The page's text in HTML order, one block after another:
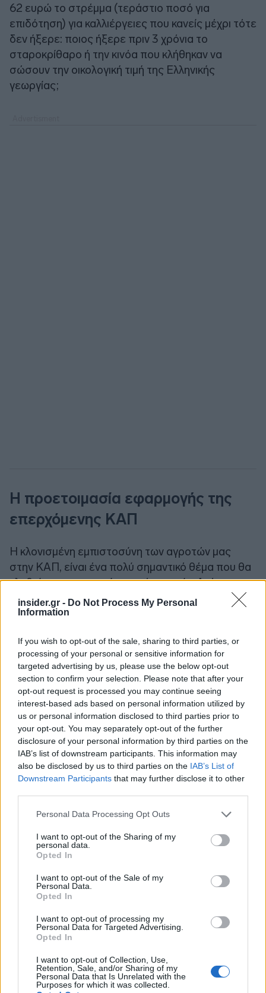
insider.gr - Do Not Process My Personal
Information
If you wish to opt-out of the sale, sharing to third parties, or
processing of your personal or sensitive information for
targeted advertising by us, please use the below opt-out
section to confirm your selection. Please note that after your
opt-out request is processed you may continue seeing
interest-based ads based on personal information utilized by
us or personal information disclosed to third parties prior to
your opt-out. You may separately opt-out of the further
disclosure of your personal information by third parties on the
IAB’s list of downstream participants. This information may
also be disclosed by us to third parties on the IAB’s List of
Downstream Participants that may further disclose it to other
Please note that this website/app uses one or more Google
not limited to your visit or usage behaviour. You may click to
grant or deny consent to Google and its third-party tags to
use your data for below specified purposes in below Google
consent section.
Personal Data Processing Opt Outs
I want to opt-out of the Sharing of my
personal data.
Opted In
I want to opt-out of the Sale of my
Personal Data.
Opted In
I want to opt-out of processing my
Personal Data for Targeted Advertising.
Opted In
I want to opt-out of Collection, Use,
Retention, Sale, and/or Sharing of my
Personal Data that Is Unrelated with the
Purposes for which it was collected.
62 ευρώ το στρέμμα (τεράστιο ποσό για
επιδότηση) για καλλιέργειες που κανείς μέχρι τότε
δεν ήξερε: ποιος ήξερε πριν 3 χρόνια το
σταροκρίθαρο ή την κινόα που κλήθηκαν να
σώσουν την οικολογική τιμή της Ελληνικής
γεωργίας;
Η προετοιμασία εφαρμογής της
επερχόμενης ΚΑΠ
Η κλονισμένη εμπιστοσύνη των αγροτών μας
στην ΚΑΠ, είναι ένα πολύ σημαντικό θέμα που θα
κληθεί να αντιμετωπίσει η νέα ηγεσία. Ακόμη και
την καλύτερη διαπραγμάτευση να επιτύχει στις
Βρυξέλλες, οι εδώ φορείς δεν θα το
σε πρακτική και εφαρμόσιμη βάση τα ζητούμενα
όχι από τους ειδικούς αλλά από τους ίδιους τους
αγρότες - δικαιούχους. Οι αγρότες μας έχουν
ακούσει (δεν λέμε ξέρουν γιατί κανείς επίσημος
δεν το ανακοίνωσε) ότι τα ιστορικά δικαιώματα
τελειώνουν και ότι οι επιδοτήσεις θα δίνονται στα
καλλιεργούμενα στρέμματα. Πρόκειται για μια
μεγάλη αλλαγή, την οποία δεν επιθυμούν πολλοί
που έχουν βολευτεί με το παλιό σύστημα (και δεν
εννοούμε όσους έχουν βολευτεί με λαθροχειρίες,
αυτοί έχουν τον τρόπο τους). Αυτούς τους έχει
κανείς προετοιμάσει υπεύθυνα για τα
παρατάσεις και αναθεωρήσεις, πολλοί ελπίζουν
ότι όλο και κάτι θα γίνει και «θα τη βγάλουμε και
φέτος». Όσο πιο έγκαιρα και τεκμηριωμένα
γνωστοποιηθεί στους αγρότες τι μέλει γενέσθαι,
προβλήματα.
Κι αυτό είναι ένα μόνο παράδειγμα για την
ανάκτηση της εμπιστοσύνης των αγροτών.